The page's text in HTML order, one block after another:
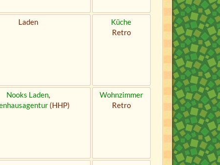
Laden
Küche
Retro
Nooks Laden,
(HHP)
Wohnzimmer
Retro